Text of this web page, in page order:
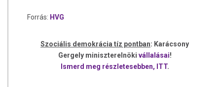
Forrás: HVG
Szociális demokrácia tíz pontban: Karácsony
Gergely miniszterelnöki vállalásai!
Ismerd meg részletesebben, ITT.